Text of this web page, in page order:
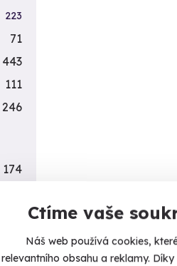
Ctíme vaše
Náš web používá cookies,
relevantního obsahu a reklamy.
223
71
443
111
246
174